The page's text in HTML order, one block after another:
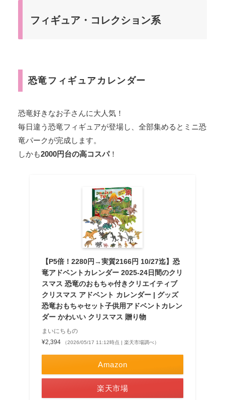
フィギュア・コレクション系
恐竜フィギュアカレンダー
恐竜好きなお子さんに大人気！
毎日違う恐竜フィギュアが登場し、全部集めるとミニ恐
竜パークが完成します。
しかも2000円台の高コスパ！
【P5倍！2280円→実質2166円 10/27迄】恐
竜アドベントカレンダー 2025-24日間のクリ
スマス 恐竜のおもちゃ付きクリエイティブ
クリスマス アドベント カレンダー | グッズ
恐竜おもちゃセット子供用アドベントカレン
ダー かわいい クリスマス 贈り物
まいにちもの
¥2,394
（2026/05/17 11:12時点 | 楽天市場調べ）
Amazon
楽天市場